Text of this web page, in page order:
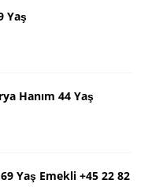
Yaş
Hanım 44 Yaş
Yaş Emekli +45 22 82